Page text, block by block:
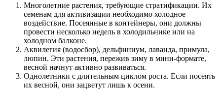
Многолетние растения, требующие стратификации. Их
семенам для активизации необходимо холодное
воздействие. Посеянные в контейнеры, они должны
провести несколько недель в холодильнике или на
холодном балконе.
Аквилегия (водосбор), дельфиниум, лаванда, примула,
люпин. Эти растения, пережив зиму в мини-формате,
весной начнут активно развиваться.
Однолетники с длительным циклом роста. Если посеять
их весной, они зацветут лишь к осени.